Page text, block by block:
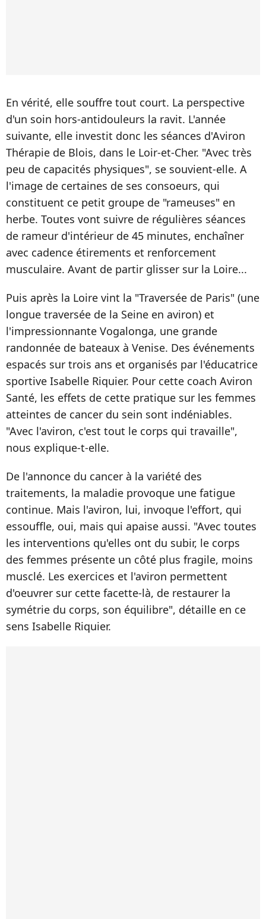
En vérité, elle souffre tout court. La perspective
d'un soin hors-antidouleurs la ravit. L'année
suivante, elle investit donc les séances d'Aviron
Thérapie de Blois, dans le Loir-et-Cher. "Avec très
peu de capacités physiques", se souvient-elle. A
l'image de certaines de ses consoeurs, qui
constituent ce petit groupe de "rameuses" en
herbe. Toutes vont suivre de régulières séances
de rameur d'intérieur de 45 minutes, enchaîner
avec cadence étirements et renforcement
musculaire. Avant de partir glisser sur la Loire...
Puis après la Loire vint la "Traversée de Paris" (une
longue traversée de la Seine en aviron) et
l'impressionnante Vogalonga, une grande
randonnée de bateaux à Venise. Des événements
espacés sur trois ans et organisés par l'éducatrice
sportive Isabelle Riquier. Pour cette coach Aviron
Santé, les effets de cette pratique sur les femmes
atteintes de cancer du sein sont indéniables.
"Avec l'aviron, c'est tout le corps qui travaille",
nous explique-t-elle.
De l'annonce du cancer à la variété des
traitements, la maladie provoque une fatigue
continue. Mais l'aviron, lui, invoque l'effort, qui
essouffle, oui, mais qui apaise aussi. "Avec toutes
les interventions qu'elles ont du subir, le corps
des femmes présente un côté plus fragile, moins
musclé. Les exercices et l'aviron permettent
d'oeuvrer sur cette facette-là, de restaurer la
symétrie du corps, son équilibre", détaille en ce
sens Isabelle Riquier.